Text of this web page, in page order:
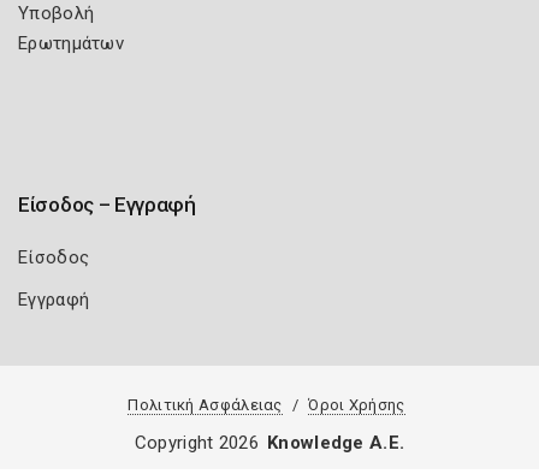
Υποβολή
Ερωτημάτων
Είσοδος – Εγγραφή
Είσοδος
Εγγραφή
Πολιτική Ασφάλειας Όροι Χρήσης
Copyright 2026 Knowledge A.E.